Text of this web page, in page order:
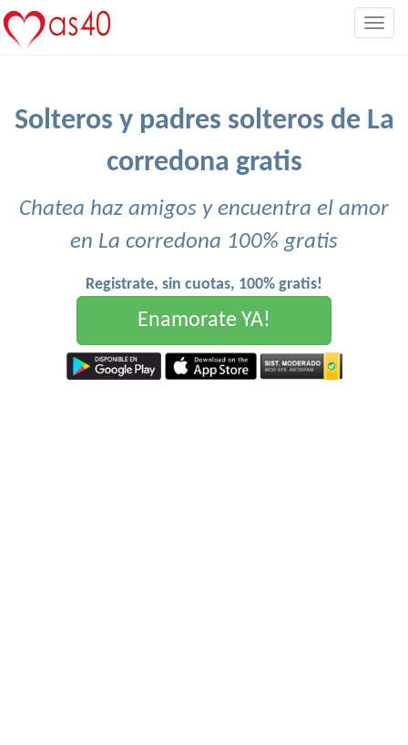
Solteros y padres solteros de La
corredona gratis
Chatea haz amigos y encuentra el amor
en La corredona 100% gratis
Registrate, sin cuotas, 100% gratis!
Enamorate YA!